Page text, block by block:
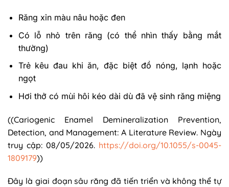
Răng xỉn màu nâu hoặc đen
Có lỗ nhỏ trên răng (có thể nhìn thấy bằng mắt
thường)
Trẻ kêu đau khi ăn, đặc biệt đồ nóng, lạnh hoặc
ngọt
Hơi thở có mùi hôi kéo dài dù đã vệ sinh răng miệng
((Cariogenic Enamel Demineralization Prevention,
Detection, and Management: A Literature Review. Ngày
truy cập: 08/05/2026. https://doi.org/10.1055/s-0045-
1809179))
Đây là giai đoạn sâu răng đã tiến triển và không thể tự